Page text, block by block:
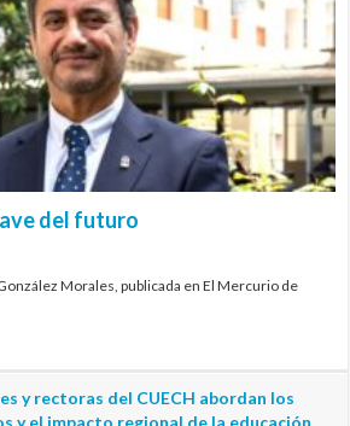
del futuro
Morales, publicada en El Mercurio de
y rectoras del CUECH abordan los
y el impacto regional de la educación